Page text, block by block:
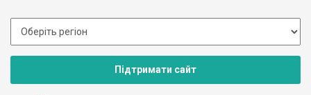
Підтримати сайт